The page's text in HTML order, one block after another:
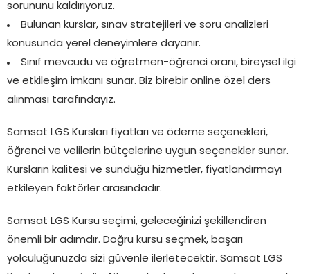
sorununu kaldırıyoruz.
Bulunan kurslar, sınav stratejileri ve soru analizleri
konusunda yerel deneyimlere dayanır.
Sınıf mevcudu ve öğretmen-öğrenci oranı, bireysel ilgi
ve etkileşim imkanı sunar. Biz birebir online özel ders
alınması tarafındayız.
Samsat LGS Kursları fiyatları ve ödeme seçenekleri,
öğrenci ve velilerin bütçelerine uygun seçenekler sunar.
Kursların kalitesi ve sunduğu hizmetler, fiyatlandırmayı
etkileyen faktörler arasındadır.
Samsat LGS Kursu seçimi, geleceğinizi şekillendiren
önemli bir adımdır. Doğru kursu seçmek, başarı
yolculuğunuzda sizi güvenle ilerletecektir. Samsat LGS